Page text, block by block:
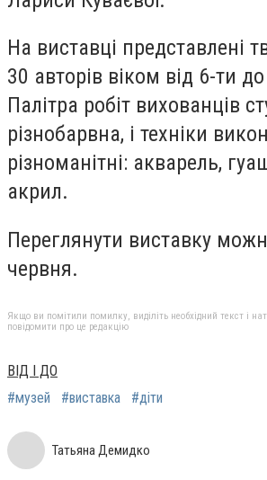
На виставці представлені
30 авторів віком від 6-ти
Палітра робіт вихованців
різнобарвна, і техніки
різноманітні: акварель,
акрил.
Переглянути виставку
червня.
Якщо ви помітили помилку, виділіть необхідний текст і
повідомити про це редакцію
ВІД І ДО
#музей
#виставка #діти
Татьяна Демидко